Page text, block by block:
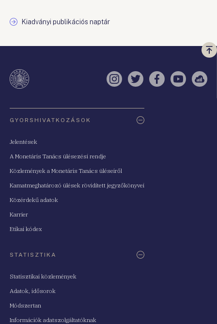
Kiadványi publikációs naptár
a
Instagram
TwitterFacebook
YouTube
GYORSHIVATKOZÁSOK
Jelentések
A Monetáris Tanács ülésezési rendje
Közlemények a Monetáris Tanács üléseiről
Kamatmeghatározó ülések rövidített jegyzőkönyvei
Közérdekű adatok
Karrier
Etikai kódex
STATISZTIKA
Statisztikai közlemények
Adatok, idősorok
Módszertan
Információk adatszolgáltatóknak